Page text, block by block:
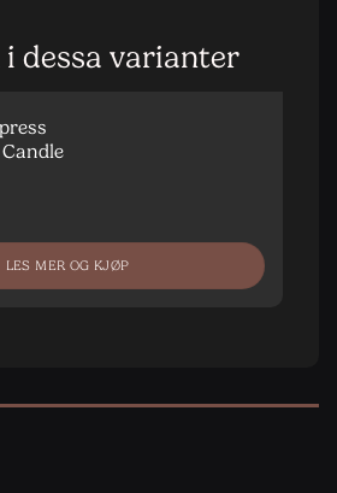
i dessa varianter
LES MER OG KJØP